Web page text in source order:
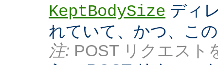
KeptBodySize ディ
れていて、かつ、こ
注: POST リクエスト